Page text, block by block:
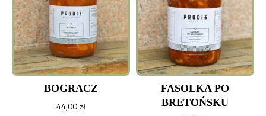
BOGRACZ
44,00zł
FASOLKA PO
BRETOŃSKU